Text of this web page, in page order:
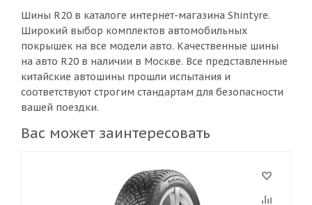
Шины R20 в каталоге интернет-магазина Shintyre.
Широкий выбор комплектов автомобильных
покрышек на все модели авто. Качественные шины
на авто R20 в наличии в Москве. Все представленные
китайские автошины прошли испытания и
соответствуют строгим стандартам для безопасности
вашей поездки.
Вас может заинтересовать